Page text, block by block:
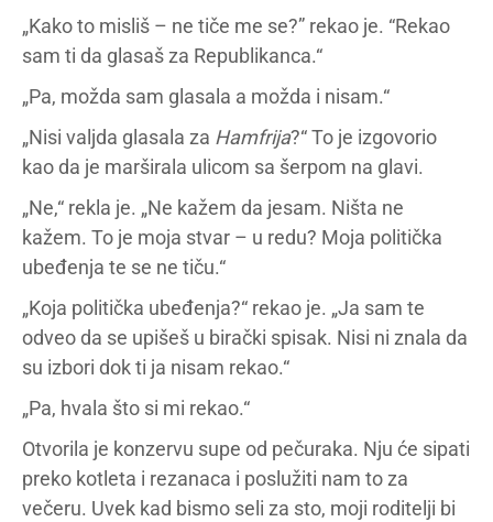
„Kako to misliš – ne tiče me se?” rekao je. “Rekao
sam ti da glasaš za Republikanca.“
„Pa, možda sam glasala a možda i nisam.“
„Nisi valjda glasala za Hamfrija?“ To je izgovorio
kao da je marširala ulicom sa šerpom na glavi.
„Ne,“ rekla je. „Ne kažem da jesam. Ništa ne
kažem. To je moja stvar – u redu? Moja politička
ubeđenja te se ne tiču.“
„Koja politička ubeđenja?“ rekao je. „Ja sam te
odveo da se upišeš u birački spisak. Nisi ni znala da
su izbori dok ti ja nisam rekao.“
„Pa, hvala što si mi rekao.“
Otvorila je konzervu supe od pečuraka. Nju će sipati
preko kotleta i rezanaca i poslužiti nam to za
večeru. Uvek kad bismo seli za sto, moji roditelji bi